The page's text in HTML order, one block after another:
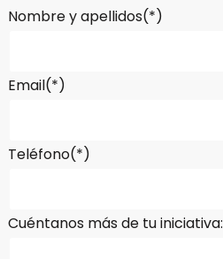
Nombre y apellidos(*)
Email(*)
Teléfono(*)
Cuéntanos más de tu iniciativa: